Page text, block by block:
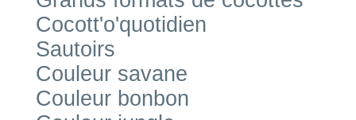
Cocott'o'quotidien
Sautoirs
Couleur savane
Couleur bonbon